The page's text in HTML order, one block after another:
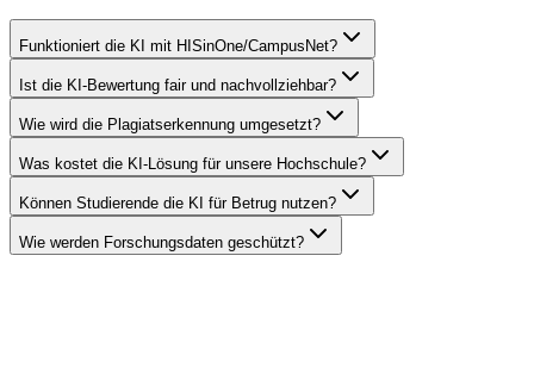
Funktioniert die KI mit HISinOne/CampusNet?
Ist die KI-Bewertung fair und nachvollziehbar?
Wie wird die Plagiatserkennung umgesetzt?
Was kostet die KI-Lösung für unsere Hochschule?
Können Studierende die KI für Betrug nutzen?
Wie werden Forschungsdaten geschützt?